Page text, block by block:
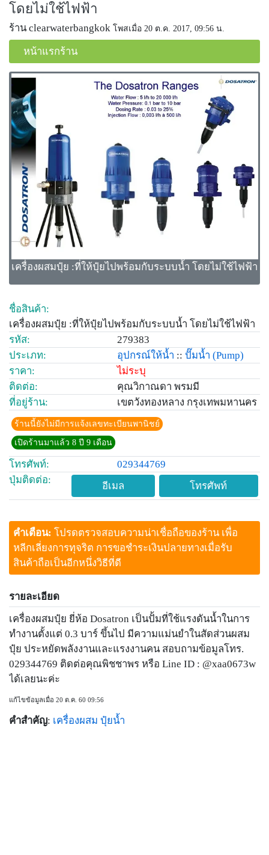
โดยไม่ใช้ไฟฟ้า
ร้าน clearwaterbangkok โพสเมื่อ 20 ต.ค. 2017, 09:56 น.
หน้าแรกร้าน
เครื่องผสมปุ๋ย :ที่ให้ปุ๋ยไปพร้อมกับระบบน้ำ โดยไม่ใช้ไฟฟ้า
ชื่อสินค้า:
เครื่องผสมปุ๋ย :ที่ให้ปุ๋ยไปพร้อมกับระบบน้ำ โดยไม่ใช้ไฟฟ้า
รหัส:
279383
ประเภท:
อุปกรณ์ให้น้ำ :: ปั๊มน้ำ (Pump)
ราคา:
ไม่ระบุ
ติดต่อ:
คุณวิกาณดา พรมมี
ที่อยู่ร้าน:
เขตวังทองหลาง กรุงเทพมหานคร
ร้านนี้ยังไม่มีการแจ้งเลขทะเบียนพานิชย์
เปิดร้านมาแล้ว 8 ปี 9 เดือน
โทรศัพท์:
029344769
ปุ่มติดต่อ:
อีเมล โทรศัพท์
คำเตือน: โปรดตรวจสอบความน่าเชื่อถือของร้าน เพื่อ
หลีกเลี่ยงการทุจริต การขอชำระเงินปลายทางเมื่อรับ
สินค้าถือเป็นอีกหนึ่งวิธีที่ดี
รายละเอียด
เครื่องผสมปุ๋ย ยี่ห้อ Dosatron เป็นปั้มที่ใช้แรงดันน้ำในการ
ทำงานตั้งแต่ 0.3 บาร์ ขึ้นไป มีความแม่นยำในสัดส่วนผสม
ปุ๋ย ประหยัดพลังงานและแรงงานคน สอบถามข้อมูลโทร.
029344769 ติดต่อคุณพิชชาพร หรือ Line ID : @xaa0673w
ได้เลยนะค่ะ
แก้ไขข้อมูลเมื่อ 20 ต.ค. 60 09:56
คำสำคัญ: เครื่องผสม ปุ๋ยน้ำ